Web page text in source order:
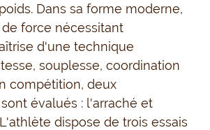
Dans sa forme moderne,
force nécessitant
d'une technique
souplesse, coordination
compétition, deux
évalués : l'arraché et
dispose de trois essais